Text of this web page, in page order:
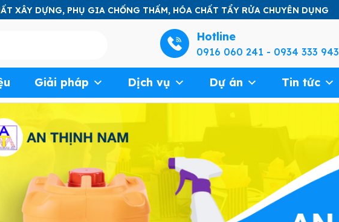
XÂY DỰNG, PHỤ GIA CHỐNG THẤM, HÓA CHẤT TẨY RỬA CHUYÊN DỤNG
Hotline
0916 060 241 - 0934 333 943
Giải pháp Dịch vụ Dự án Tin tức